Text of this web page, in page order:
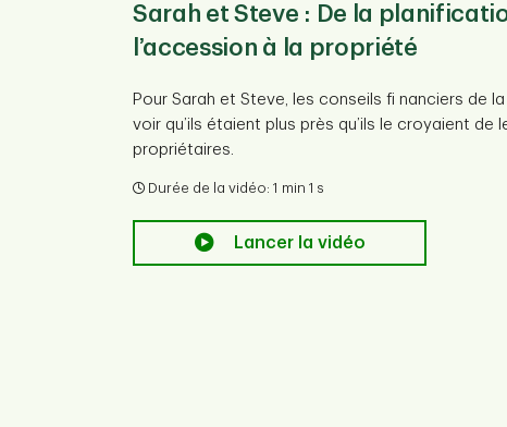
Sarah et Steve : De la
l’accession à la propriété
Pour Sarah et Steve, les conseils fi nanciers de
voir qu’ils étaient plus près qu’ils le croyaient de
propriétaires.
Durée de la vidéo: 1 min 1 s
Lancer la vidéo
Wink : Planifier la retraite de ses
discussion sur le Créateur d’objectifs TD l’a aidé
Durée de la vidéo: 1 min 3 s
Lancer la vidéo
Neha : Gérer ses finances dans
pays
Après son arrivée au Canada, Neha a eu une
Créateur d’objectifs TD qui l’a aidée à définir son
l’indépendance fi nancière.
Durée de la vidéo: 1 min 7 s
Lancer la vidéo